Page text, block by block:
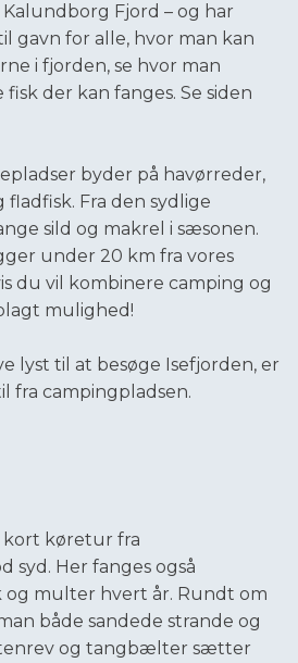
Fjord – og har
gavn for alle, hvor man kan
i fjorden, se hvor man
der kan fanges. Se siden
byder på havørreder,
fladfisk. Fra den sydlige
sild og makrel i sæsonen.
under 20 km fra vores
du vil kombinere camping og
mulighed!
lyst til at besøge Isefjorden, er
fra campingpladsen.
kort køretur fra
syd. Her fanges også
og multer hvert år. Rundt om
både sandede strande og
og tangbælter sætter